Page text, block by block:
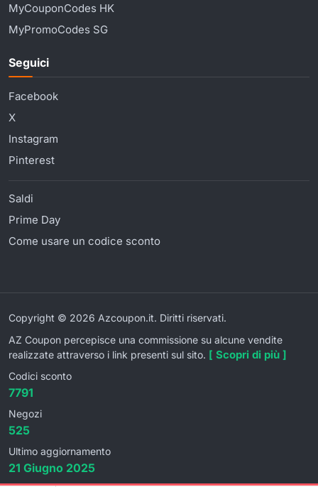
MyCouponCodes HK
MyPromoCodes SG
Seguici
Facebook
X
Instagram
Pinterest
Saldi
Prime Day
Come usare un codice sconto
Copyright © 2026 Azcoupon.it. Diritti riservati.
AZ Coupon percepisce una commissione su alcune vendite
realizzate attraverso i link presenti sul sito. [ Scopri di più ]
Codici sconto
7791
Negozi
525
Ultimo aggiornamento
21 Giugno 2025